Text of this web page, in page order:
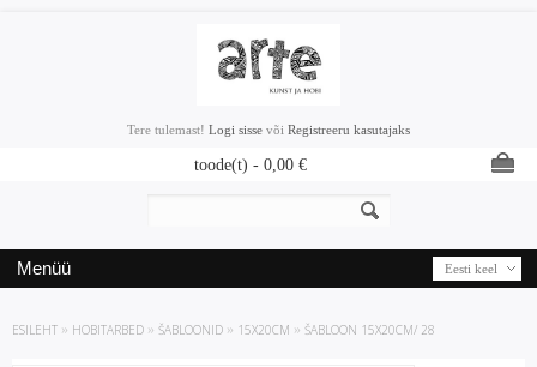
Tere tulemast! Logi sisse või Registreeru kasutajaks
toode(t) - 0,00€
Eesti keel
Menüü
ESILEHT » HOBITARBED » ŠABLOONID » 15X20CM » ŠABLOON 15X20CM/ 28